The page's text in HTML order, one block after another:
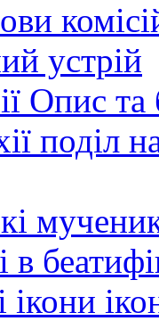
устрій
Опис та
поділ
в
ікони